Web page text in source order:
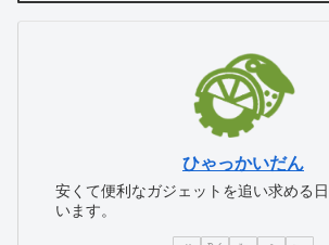
ひゃっかいだん
安くて便利なガジェットを追い求める
います。